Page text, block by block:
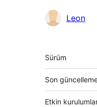
KatkıdaLeon
Meta
Sürüm
Son
Etkin